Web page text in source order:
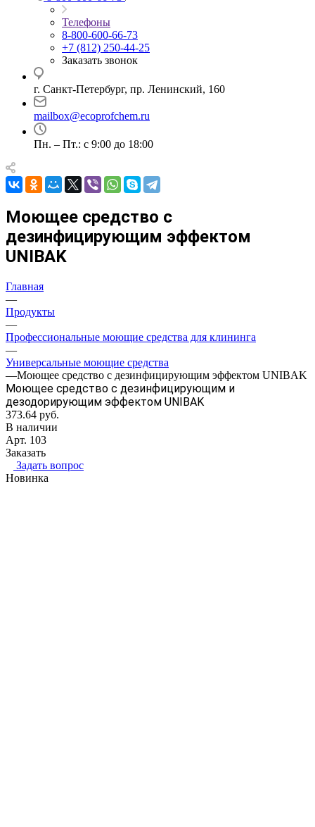
Телефоны
8-800-600-66-73
+7 (812) 250-44-25
Заказать звонок
г. Санкт-Петербург, пр. Ленинский, 160
mailbox@ecoprofchem.ru
Пн. – Пт.: с 9:00 до 18:00
Моющее средство с
дезинфицирующим эффектом
UNIBAK
Главная
—
Продукты
—
Профессиональные моющие средства для клининга
—
Универсальные моющие средства
—Моющее средство с дезинфицирующим эффектом UNIBAK
Моющее средство с дезинфицирующим и
дезодорирующим эффектом UNIBAK
373.64 руб.
В наличии
Арт. 103
Заказать
Задать вопрос
Новинка